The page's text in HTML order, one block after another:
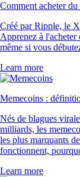
Comment acheter
Créé par Ripple, le
Apprenez à l'acheter
même si vous
Learn more
Memecoins :
Nés de blagues
milliards, les
les plus marquants
fonctionnent,
Learn more